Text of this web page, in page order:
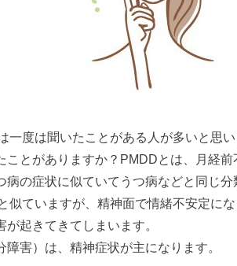
一度は聞いたことがある人が多いと思
ことがありますか？PMDDとは、月経前
病の症状に似ていてうつ病などと同じ
似ていますが、精神面で情緒不安定に
起きてきてしまいます。
害）は、精神症状が主になります。